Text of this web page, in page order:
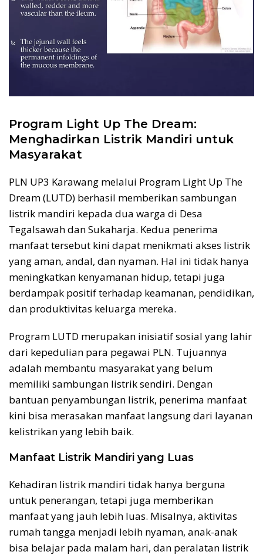
Program Light Up The Dream:
Menghadirkan Listrik Mandiri untuk
Masyarakat
PLN UP3 Karawang melalui Program Light Up The
Dream (LUTD) berhasil memberikan sambungan
listrik mandiri kepada dua warga di Desa
Tegalsawah dan Sukaharja. Kedua penerima
manfaat tersebut kini dapat menikmati akses listrik
yang aman, andal, dan nyaman. Hal ini tidak hanya
meningkatkan kenyamanan hidup, tetapi juga
berdampak positif terhadap keamanan, pendidikan,
dan produktivitas keluarga mereka.
Program LUTD merupakan inisiatif sosial yang lahir
dari kepedulian para pegawai PLN. Tujuannya
adalah membantu masyarakat yang belum
memiliki sambungan listrik sendiri. Dengan
bantuan penyambungan listrik, penerima manfaat
kini bisa merasakan manfaat langsung dari layanan
kelistrikan yang lebih baik.
Manfaat Listrik Mandiri yang Luas
Kehadiran listrik mandiri tidak hanya berguna
untuk penerangan, tetapi juga memberikan
manfaat yang jauh lebih luas. Misalnya, aktivitas
rumah tangga menjadi lebih nyaman, anak-anak
bisa belajar pada malam hari, dan peralatan listrik